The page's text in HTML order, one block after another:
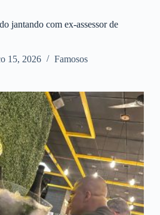
jantando com ex-assessor de
15, 2026 Famosos